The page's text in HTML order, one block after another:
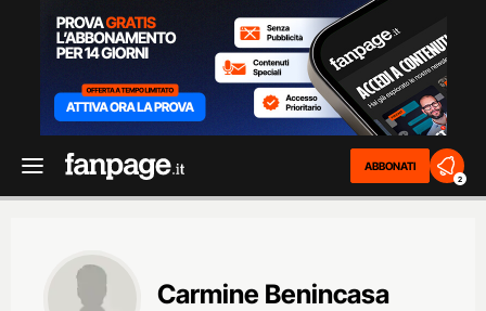
ABBONATI
2
Carmine Benincasa